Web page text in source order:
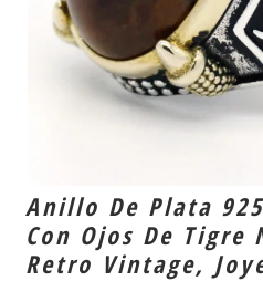
Anillo De Plata
Con Ojos De
Retro Vintage,